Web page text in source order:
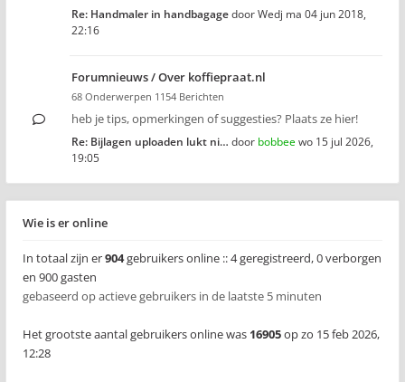
Re: Handmaler in handbagagedoorWedj ma 04 jun 2018,
22:16
Forumnieuws / Over koffiepraat.nl
68 Onderwerpen 1154 Berichten
heb je tips, opmerkingen of suggesties? Plaats ze hier!
Re: Bijlagen uploaden lukt ni… door bobbeewo 15 jul 2026,
19:05
Wie is er online
In totaal zijn er904gebruikers online :: 4 geregistreerd, 0 verborgen
en 900 gasten
gebaseerd op actieve gebruikers in de laatste 5 minuten
Het grootste aantal gebruikers online was 16905op zo 15 feb 2026,
12:28